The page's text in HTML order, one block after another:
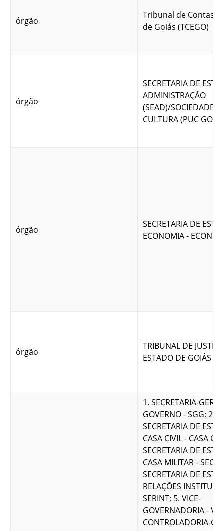
órgão
Tribunal de Contas
de Goiás (TCEGO)
órgão
SECRETARIA DE
ADMINISTRAÇÃO
(SEAD)/SOCIEDADE
CULTURA (PUC
órgão
SECRETARIA DE
ECONOMIA -
órgão
TRIBUNAL DE
ESTADO DE GOIÁS
1. SECRETARIA-
GOVERNO - SGG; 2.
SECRETARIA DE
CASA CIVIL - CASA
SECRETARIA DE
CASA MILITAR -
SECRETARIA DE
RELAÇÕES
SERINT; 5. VICE-
GOVERNADORIA -
CONTROLADORIA-